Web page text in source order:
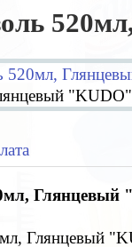
Глянцевый
Глянцевый